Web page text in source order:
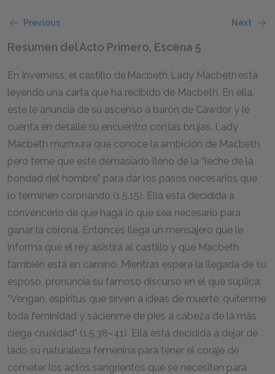
Previous Next
Resumen del Acto Primero, Escena 5
En Inverness, el castillo de Macbeth, Lady Macbeth está
leyendo una carta que ha recibido de Macbeth. En ella,
este le anuncia de su ascenso a barón de Cawdor y le
cuenta en detalle su encuentro con las brujas. Lady
Macbeth murmura que conoce la ambición de Macbeth,
pero teme que esté demasiado lleno de la “leche de la
bondad del hombre” para dar los pasos necesarios que
lo terminen coronando (1.5.15). Ella está decidida a
convencerlo de que haga lo que sea necesario para
ganar la corona. Entonces llega un mensajero que le
informa que el rey asistirá al castillo y que Macbeth
también está en camino. Mientras espera la llegada de su
esposo, pronuncia su famoso discurso en el que suplica:
“Vengan, espíritus que sirven a ideas de muerte, quítenme
toda feminidad y sácienme de pies a cabeza de la más
ciega crueldad” (1.5.38–41). Ella está decidida a dejar de
lado su naturaleza femenina para tener el coraje de
cometer los actos sangrientos que se necesiten para